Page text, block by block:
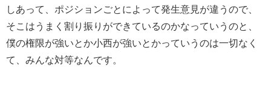
しあって、ポジションごとによって発生意見が違うので、
そこはうまく割り振りができているのかなっていうのと、
僕の権限が強いとか小西が強いとかっていうのは一切なく
て、みんな対等なんです。